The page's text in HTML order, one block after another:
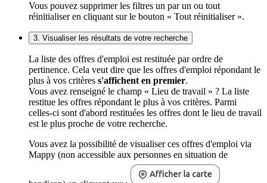
Vous pouvez supprimer les filtres un par un ou tout
réinitialiser en cliquant sur le bouton « Tout réinitialiser ».
3. Visualiser les résultats de votre recherche
La liste des offres d'emploi est restituée par ordre de
pertinence. Cela veut dire que les offres d'emploi répondant le
plus à vos critères s'affichent en premier.
Vous avez renseigné le champ « Lieu de travail » ? La liste
restitue les offres répondant le plus à vos critères. Parmi
celles-ci sont d'abord restituées les offres dont le lieu de travail
est le plus proche de votre recherche.
Vous avez la possibilité de visualiser ces offres d'emploi via
Mappy (non accessible aux personnes en situation de